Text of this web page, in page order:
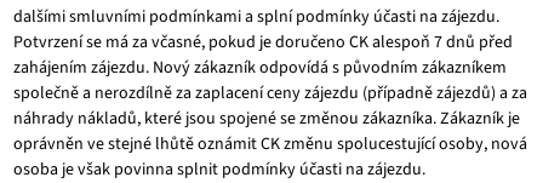
dalšími smluvními podmínkami a splní podmínky účasti na zájezdu.
Potvrzení se má za včasné, pokud je doručeno CK alespoň 7 dnů před
zahájením zájezdu. Nový zákazník odpovídá s původním zákazníkem
společně a nerozdílně za zaplacení ceny zájezdu (případně zájezdů) a za
náhrady nákladů, které jsou spojené se změnou zákazníka. Zákazník je
oprávněn ve stejné lhůtě oznámit CK změnu spolucestující osoby, nová
osoba je však povinna splnit podmínky účasti na zájezdu.